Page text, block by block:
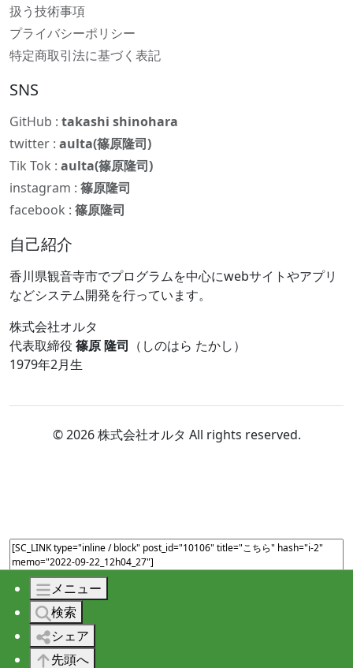
扱う技術事項
プライバシーポリシー
特定商取引法に基づく表記
SNS
GitHub : takashi shinohara
twitter : aulta(篠原隆司)
Tik Tok : aulta(篠原隆司)
instagram : 篠原隆司
facebook : 篠原隆司
自己紹介
香川県観音寺市でプログラムを中心にwebサイトやアプリ
などシステム開発を行っています。
株式会社オルタ
代表取締役 篠原 隆司 （しのはら たかし）
1979年2月生
© 2026 株式会社オルタ All rights reserved.
メニュー
検索
シェア
先頭へ